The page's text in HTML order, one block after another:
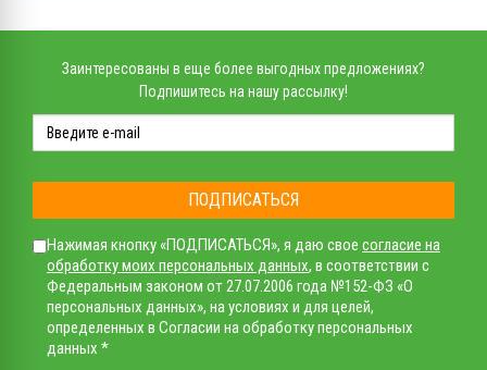
Заинтересованы в еще более выгодных предложениях?
Подпишитесь на нашу рассылку!
ПОДПИСАТЬСЯ
Нажимая кнопку «ПОДПИСАТЬСЯ», я даю свое согласие на
обработку моих персональных данных, в соответствии с
Федеральным законом от 27.07.2006 года №152-ФЗ «О
персональных данных», на условиях и для целей,
определенных в Согласии на обработку персональных
данных *